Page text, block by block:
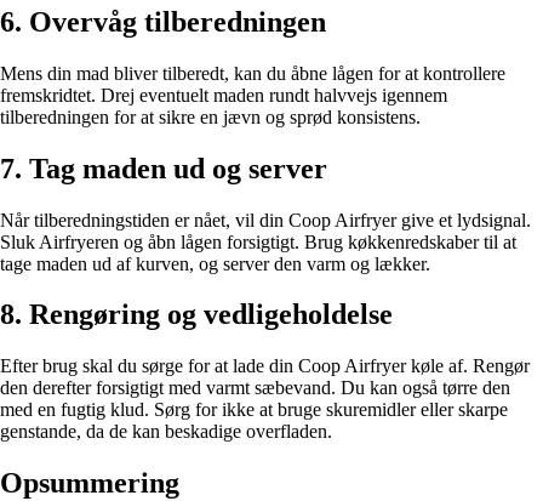
6. Overvåg tilberedningen
Mens din mad bliver tilberedt, kan du åbne lågen for at kontrollere
fremskridtet. Drej eventuelt maden rundt halvvejs igennem
tilberedningen for at sikre en jævn og sprød konsistens.
7. Tag maden ud og server
Når tilberedningstiden er nået, vil din Coop Airfryer give et lydsignal.
Sluk Airfryeren og åbn lågen forsigtigt. Brug køkkenredskaber til at
tage maden ud af kurven, og server den varm og lækker.
8. Rengøring og vedligeholdelse
Efter brug skal du sørge for at lade din Coop Airfryer køle af. Rengør
den derefter forsigtigt med varmt sæbevand. Du kan også tørre den
med en fugtig klud. Sørg for ikke at bruge skuremidler eller skarpe
genstande, da de kan beskadige overfladen.
Opsummering